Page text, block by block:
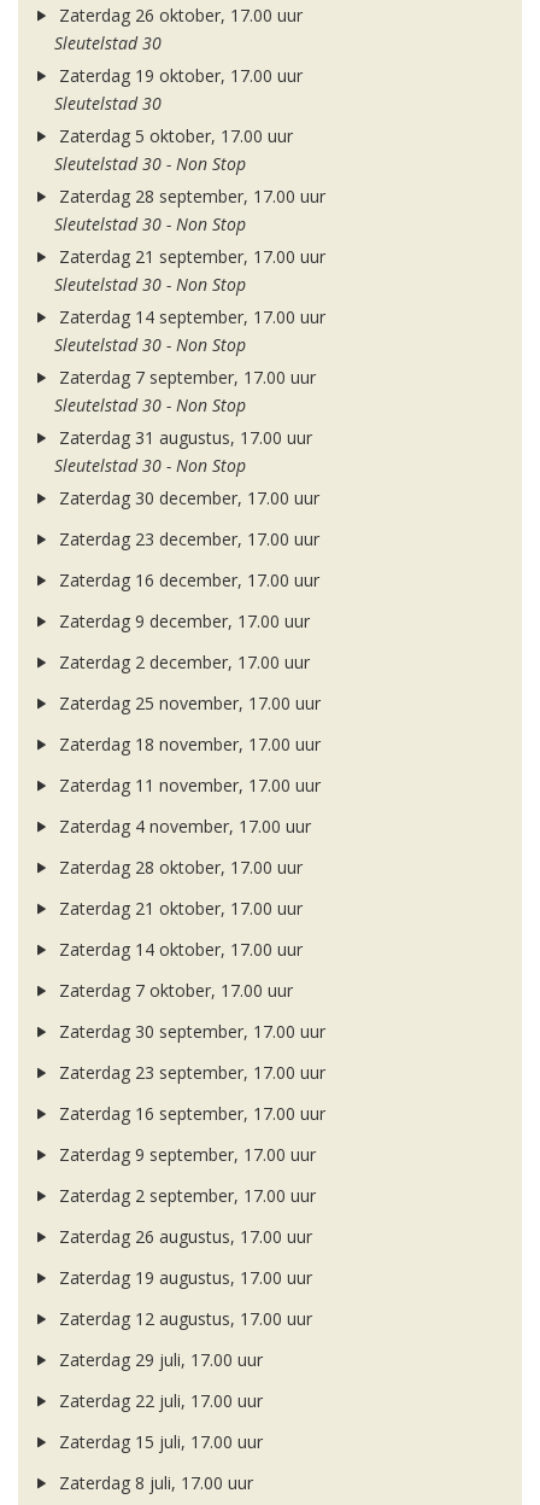
Zaterdag 26 oktober, 17.00 uur
Sleutelstad 30
Zaterdag 19 oktober, 17.00 uur
Sleutelstad 30
Zaterdag 5 oktober, 17.00 uur
Sleutelstad 30 - Non Stop
Zaterdag 28 september, 17.00 uur
Sleutelstad 30 - Non Stop
Zaterdag 21 september, 17.00 uur
Sleutelstad 30 - Non Stop
Zaterdag 14 september, 17.00 uur
Sleutelstad 30 - Non Stop
Zaterdag 7 september, 17.00 uur
Sleutelstad 30 - Non Stop
Zaterdag 31 augustus, 17.00 uur
Sleutelstad 30 - Non Stop
Zaterdag 30 december, 17.00 uur
Zaterdag 23 december, 17.00 uur
Zaterdag 16 december, 17.00 uur
Zaterdag 9 december, 17.00 uur
Zaterdag 2 december, 17.00 uur
Zaterdag 25 november, 17.00 uur
Zaterdag 18 november, 17.00 uur
Zaterdag 11 november, 17.00 uur
Zaterdag 4 november, 17.00 uur
Zaterdag 28 oktober, 17.00 uur
Zaterdag 21 oktober, 17.00 uur
Zaterdag 14 oktober, 17.00 uur
Zaterdag 7 oktober, 17.00 uur
Zaterdag 30 september, 17.00 uur
Zaterdag 23 september, 17.00 uur
Zaterdag 16 september, 17.00 uur
Zaterdag 9 september, 17.00 uur
Zaterdag 2 september, 17.00 uur
Zaterdag 26 augustus, 17.00 uur
Zaterdag 19 augustus, 17.00 uur
Zaterdag 12 augustus, 17.00 uur
Zaterdag 29 juli, 17.00 uur
Zaterdag 22 juli, 17.00 uur
Zaterdag 15 juli, 17.00 uur
Zaterdag 8 juli, 17.00 uur